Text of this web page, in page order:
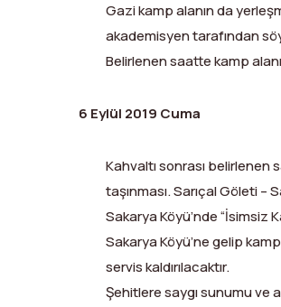
Gazi kamp alanın da
akademisyen tarafından
Belirlenen saatte kamp
6 Eylül 2019 Cuma
Kahvaltı sonrası belirlenen
taşınması. Sarıçal Göleti –
Sakarya Köyü’nde “İsimsiz
Sakarya Köyü’ne gelip
servis kaldırılacaktır.
Şehitlere saygı sunumu ve